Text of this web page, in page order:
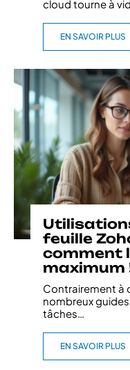
cloud tourne à
EN SAVOIR PLUS
feuille
comment
maximum
Contrairement à
nombreux
tâches…
EN SAVOIR PLUS